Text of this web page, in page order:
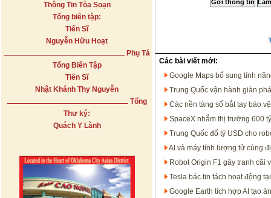
Thông Tin Tòa Soạn
Tổng biên tập:
Tiến Sĩ
Nguyễn Hữu Hoạt
Phụ Tá
Tổng Biên Tập
Tiến Sĩ
Nhật Khánh Thy Nguyễn
Tổng
Thư ký:
Quách Y Lành
Các bài viết mới:
Google Maps bổ sung tính
Trung Quốc vận hành giàn
Các nền tảng số bắt tay bảo
SpaceX nhắm thị trường 600
Trung Quốc đổ tỷ USD cho
AI và máy tính lượng tử cùng
Robot Origin F1 gây tranh cãi
Tesla bác tin tách hoạt động
Google Earth tích hợp AI tạo